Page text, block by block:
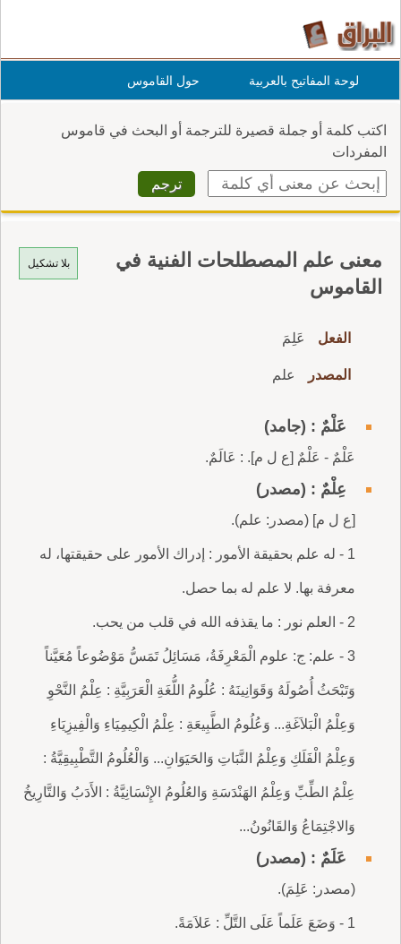
لوحة المفاتيح بالعربية حول القاموس
اكتب كلمة أو جملة قصيرة للترجمة أو البحث في قاموس
المفردات
بلا تشكيل
معنى علم المصطلحات الفنية في
القاموس
الفعل عَلِمَ
المصدر علم
عَلْمٌ : (جامد)
عَلْمٌ - عَلْمٌ [ع ل م]. : عَالَمٌ.
عِلْمٌ : (مصدر)
[ع ل م] (مصدر: علم).
1 - له علم بحقيقة الأمور : إدراك الأمور على حقيقتها، له
معرفة بها. لا علم له بما حصل.
2 - العلم نور : ما يقذفه الله في قلب من يحب.
3 - علم: ج: علوم الْمَعْرِفَةُ، مَسَائِلُ تَمَسُّ مَوْضُوعاً مُعَيَّناً
وَتَبْحَثُ أُصُولَهُ وَقَوَانِينَهُ : عُلُومُ اللُّغَةِ الْعَرَبِيَّةِ : عِلْمُ النَّحْوِ
وَعِلْمُ الْبَلاَغَةِ... وَعُلُومُ الطَّبِيعَةِ : عِلْمُ الْكِيمِيَاءِ وَالْفِيزِيَاءِ
وَعِلْمُ الْفَلَكِ وَعِلْمُ النَّبَاتِ وَالحَيَوَانِ... وَالْعُلُومُ التَّطْبِيقِيَّةُ :
عِلْمُ الطِّبِّ وَعِلْمُ الهَنْدَسَةِ وَالعُلُومُ الإِنْسَانِيَّةُ : الأَدَبُ وَالتَّارِيخُ
وَالاجْتِمَاعُ وَالقَانُونُ...
عَلَمٌ : (مصدر)
(مصدر: عَلِمَ).
1 - وَضَعَ عَلَماً عَلَى التَّلِّ : عَلاَمَةً.